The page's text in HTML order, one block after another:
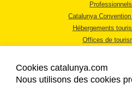
Professionnels
Catalunya
Hébergements
Offices de
Cookies catalunya.com
Nous utilisons des cookies